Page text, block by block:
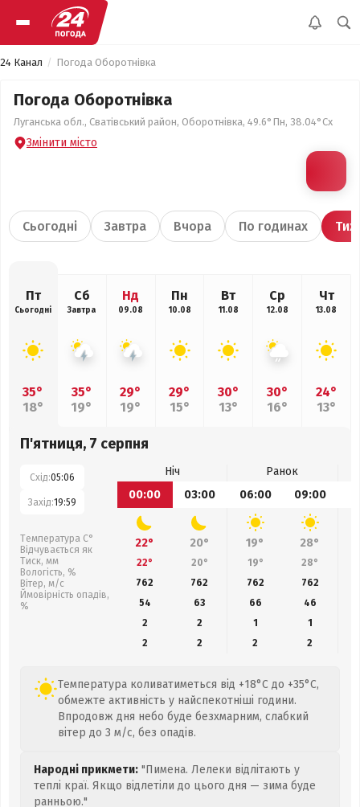
24 Канал Погода Оборотнівка
Погода Оборотнівка
Луганська обл., Сватівський район, Оборотнівка, 49.6°Пн, 38.04°Сх
Змінити місто
Сьогодні Завтра Вчора По годинах
Пт
Сьогодні
35°
18°
Сб
Завтра
35°
19°
Нд
09.08
29°
19°
Пн
10.08
29°
15°
Вт
11.08
30°
13°
Ср
12.08
30°
16°
Чт
13.08
24°
13°
П'ятниця, 7 серпня
Схід:05:06
Захід:19:59
Температура С°
Відчувається як
Тиск, мм
Вологість, %
Вітер, м/с
Ймовірність опадів,
%
Ніч
Ранок
00:00
03:00 06:00 09:00
22° 20° 19° 28°
22° 20° 19° 28°
762
762 762 762
54
63 66 46
2
2 1
1
2
2 2 2
Температура коливатиметься від +18°C до +35°C,
обмежте активність у найспекотніші години.
Впродовж дня небо буде безхмарним, слабкий
вітер до 3 м/с, без опадів.
Народні прикмети: "Пимена. Лелеки відлітають у
теплі краї. Якщо відлетіли до цього дня — зима буде
ранньою."